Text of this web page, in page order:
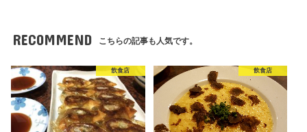
RECOMMEND こちらの記事も人気です。
飲食店 飲食店